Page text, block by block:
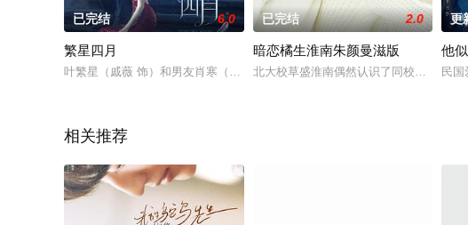
已完结 6.0
繁星四月
叶繁星（戚薇 饰）和男友肖寒（吴奇隆 饰）相恋多年，感情十分要好，然而
已完结 2.0
暗恋橘生淮南朱颜曼滋版
北大校草盛淮南偶然认识了同校平凡女生
更
他
民
相关推荐